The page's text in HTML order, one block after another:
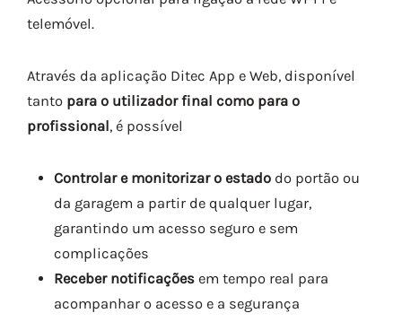
telemóvel.
Através da aplicação Ditec App e Web, disponível
tanto para o utilizador final como para o
profissional, é possível
Controlar e monitorizar o estado do portão ou
da garagem a partir de qualquer lugar,
garantindo um acesso seguro e sem
complicações
Receber notificações em tempo real para
acompanhar o acesso e a segurança